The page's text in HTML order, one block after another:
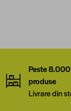
Peste
produse
Livrare din